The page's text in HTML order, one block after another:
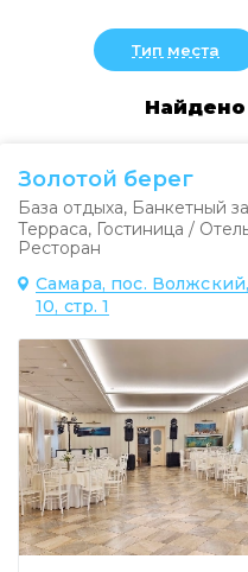
Тип места
Золотой берег
База отдыха, Банкетный
Терраса, Гостиница /
Ресторан
Самара, пос.
10, стр. 1